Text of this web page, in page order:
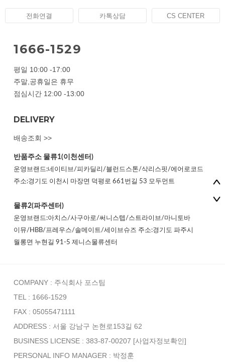
전화연결 카톡상담 CS CENTER
1666-1529
평일 10:00 -17:00
주말,공휴일은 휴무
점심시간 12:00 -13:00
DELIVERY
배송조회 >>
반품주소 물류1(이천센터)
운영브랜드:네이티브/피카딜리/블런드스톤/삭리스핏/에어로코드
주소:경기도 이천시 마장면 덕평로 661번길 53 모두먼트
물류2(파주센터)
운영브랜드:아치스/사구아로/써니스텝/스트라이브/마니토바
이뮤/HBB/프레우스/솔메이트/세이브슈즈 주소:경기도 파주시
월롱면 누현길 91-5 제니스물류센터
COMPANY : 주식회사 포스팀
TEL : 1666-1529
FAX : 05055471111
ADDRESS : 서울 강남구 논현로153길 62
BUSINESS LICENSE : 383-87-00207 [사업자정보확인]
PERSONAL INFO MANAGER : 박정훈